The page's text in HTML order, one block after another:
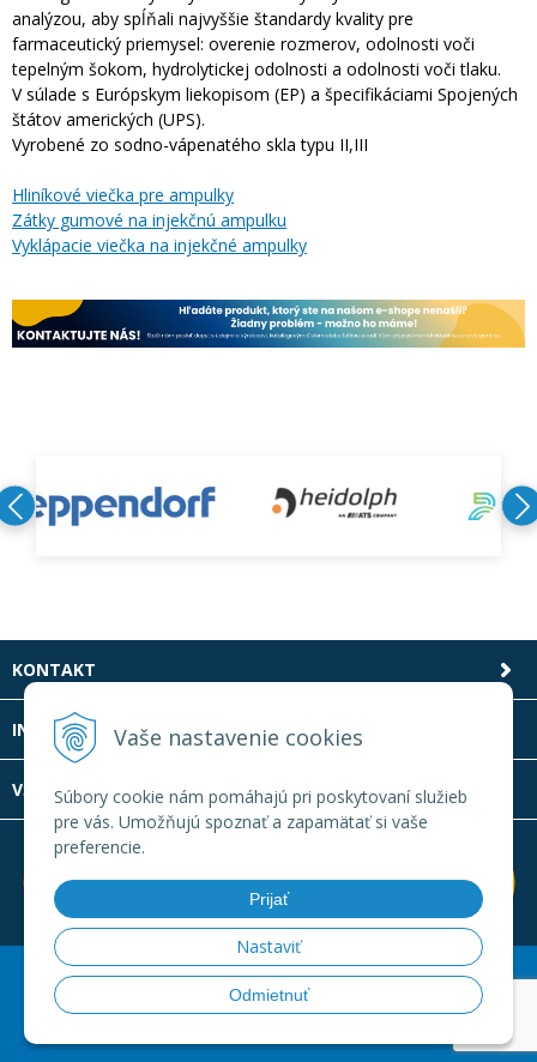
Vaše nastavenie cookies
Súbory cookie nám pomáhajú pri poskytovaní služieb
pre vás. Umožňujú spoznať a zapamätať si vaše
preferencie.
Prijať
Nastaviť
Odmietnuť
analýzou, aby spĺňali najvyššie štandardy kvality pre
farmaceutický priemysel: overenie rozmerov, odolnosti voči
tepelným šokom, hydrolytickej odolnosti a odolnosti voči tlaku.
V súlade s Európskym liekopisom (EP) a špecifikáciami Spojených
štátov amerických (UPS).
Vyrobené zo sodno-vápenatého skla typu II,III
Hliníkové viečka pre ampulky
Zátky gumové na injekčnú ampulku
Vyklápacie viečka na injekčné ampulky
KONTAKT
INFOLINKA
VŠETKO O NÁKUPE
© 2026 Laboratornatechnika.sk •Created
e-shop Pohoda
connectorbyNextCom s.r.o.